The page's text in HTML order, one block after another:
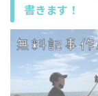
書きます！